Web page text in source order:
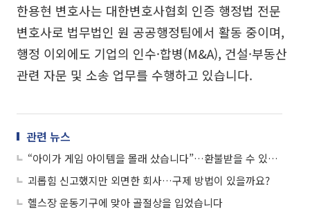
한용현 변호사는 대한변호사협회 인증 행정법 전문
변호사로 법무법인 원 공공행정팀에서 활동 중이며,
행정 이외에도 기업의 인수·합병(M&A), 건설·부동산
관련 자문 및 소송 업무를 수행하고 있습니다.
관련 뉴스
“아이가 게임 아이템을 몰래 샀습니다”…환불받을 수 있나요?
괴롭힘 신고했지만 외면한 회사…구제 방법이 있을까요?
헬스장 운동기구에 맞아 골절상을 입었습니다